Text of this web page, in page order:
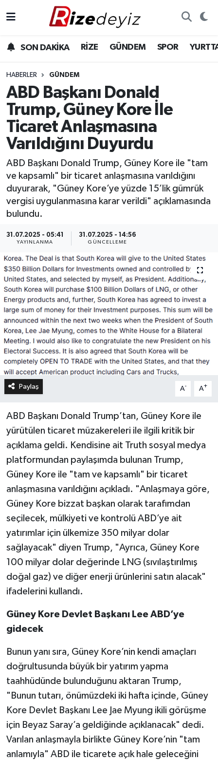
SON DAKİKA RİZE GÜNDEM SPOR
HABERLER GÜNDEM
ABD Başkanı Donald
Trump, Güney Kore İle
Ticaret Anlaşmasına
Varıldığını Duyurdu
ABD Başkanı Donald Trump, Güney Kore ile "tam
ve kapsamlı" bir ticaret anlaşmasına varıldığını
duyurarak, "Güney Kore’ye yüzde 15’lik gümrük
vergisi uygulanmasına karar verildi" açıklamasında
bulundu.
31.07.2025 - 05:41
YAYINLANMA
31.07.2025 - 14:56
GÜNCELLEME
Paylaş A- A+
ABD Başkanı Donald Trump’tan, Güney Kore ile
yürütülen ticaret müzakereleri ile ilgili kritik bir
açıklama geldi. Kendisine ait Truth sosyal medya
platformundan paylaşımda bulunan Trump,
Güney Kore ile "tam ve kapsamlı" bir ticaret
anlaşmasına varıldığını açıkladı. "Anlaşmaya göre,
Güney Kore bizzat başkan olarak tarafımdan
seçilecek, mülkiyeti ve kontrolü ABD’ye ait
yatırımlar için ülkemize 350 milyar dolar
sağlayacak" diyen Trump, "Ayrıca, Güney Kore
100 milyar dolar değerinde LNG (sıvılaştırılmış
doğal gaz) ve diğer enerji ürünlerini satın alacak"
ifadelerini kullandı.
Güney Kore Devlet Başkanı Lee ABD’ye
gidecek
Bunun yanı sıra, Güney Kore’nin kendi amaçları
doğrultusunda büyük bir yatırım yapma
taahhüdünde bulunduğunu aktaran Trump,
"Bunun tutarı, önümüzdeki iki hafta içinde, Güney
Kore Devlet Başkanı Lee Jae Myung ikili görüşme
için Beyaz Saray’a geldiğinde açıklanacak" dedi.
Varılan anlaşmayla birlikte Güney Kore’nin "tam
anlamıyla" ABD ile ticarete açık hale geleceğini
Gündem
Yurttan Haberler
Ekonomi
Teknoloji
Sağlık
Rize Hava Durumu
Rize Trafik Yoğunluk Haritası
Süper Lig Puan Durumu ve Fikstür
Tüm Manşetler
Son Dakika Haberleri
Haber Arşivi